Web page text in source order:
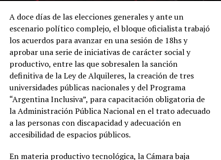
A doce días de las elecciones generales y ante un
escenario político complejo, el bloque oficialista trabajó
los acuerdos para avanzar en una sesión de 18hs y
aprobar una serie de iniciativas de carácter social y
productivo, entre las que sobresalen la sanción
definitiva de la Ley de Alquileres, la creación de tres
universidades públicas nacionales y del Programa
“Argentina Inclusiva”, para capacitación obligatoria de
la Administración Pública Nacional en el trato adecuado
a las personas con discapacidad y adecuación en
accesibilidad de espacios públicos.
En materia productivo tecnológica, la Cámara baja